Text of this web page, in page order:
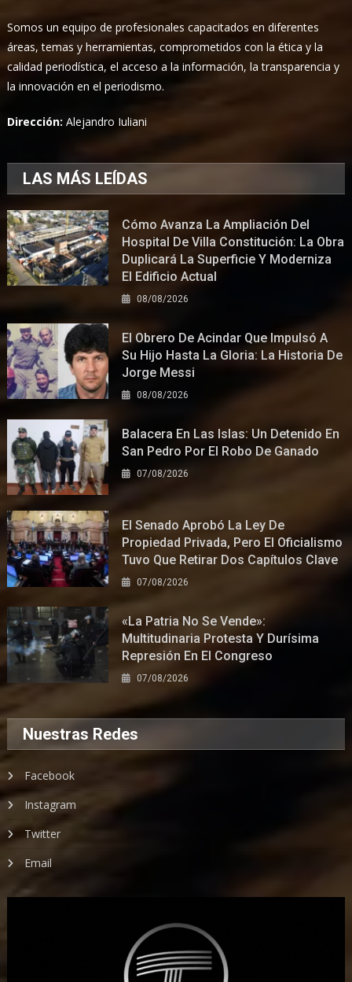
Somos un equipo de profesionales capacitados en diferentes
áreas, temas y herramientas, comprometidos con la ética y la
calidad periodística, el acceso a la información, la transparencia y
la innovación en el periodismo.
Dirección:Alejandro Iuliani
LAS MÁS LEÍDAS
Cómo Avanza La Ampliación Del
Hospital De Villa Constitución: La Obra
Duplicará La Superficie Y Moderniza
El Edificio Actual
08/08/2026
El Obrero De Acindar Que Impulsó A
Su Hijo Hasta La Gloria: La Historia De
Jorge Messi
08/08/2026
Balacera En Las Islas: Un Detenido En
San Pedro Por El Robo De Ganado
07/08/2026
El Senado Aprobó La Ley De
Propiedad Privada, Pero El Oficialismo
Tuvo Que Retirar Dos Capítulos Clave
07/08/2026
«La Patria No Se Vende»:
Multitudinaria Protesta Y Durísima
Represión En El Congreso
07/08/2026
Nuestras Redes
Facebook
Instagram
Twitter
Email